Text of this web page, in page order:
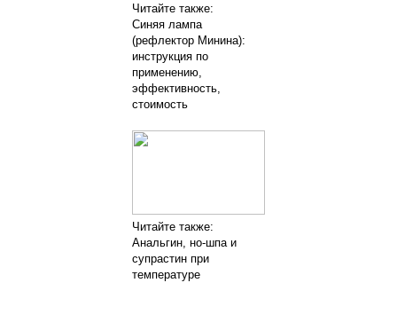
Читайте также:
Синяя лампа
(рефлектор Минина):
инструкция по
применению,
эффективность,
стоимость
Читайте также:
Анальгин, но-шпа и
супрастин при
температуре